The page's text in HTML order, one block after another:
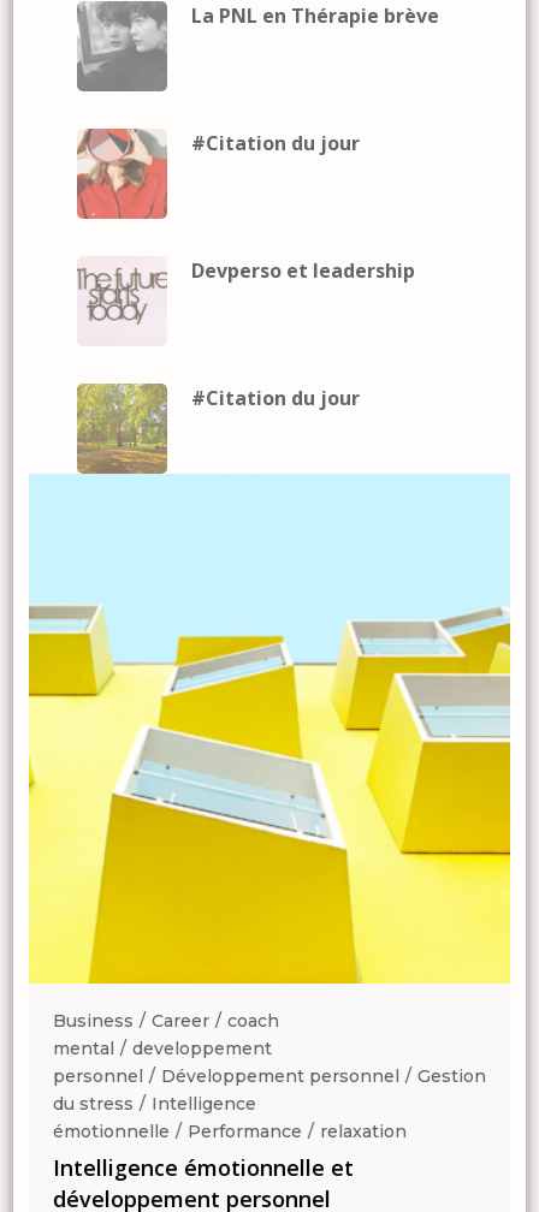
La PNL en Thérapie brève
#Citation du jour
Devperso et leadership
#Citation du jour
Business Career
coach
mental
developpement
personnel
Développement personnel
Gestion
du stress
Intelligence
émotionnelle
Performance relaxation
Intelligence émotionnelle et
développement personnel